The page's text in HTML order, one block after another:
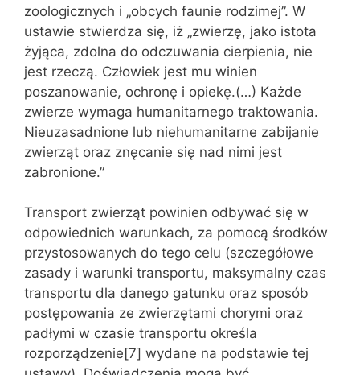
zoologicznych i „obcych faunie rodzimej”. W
ustawie stwierdza się, iż „zwierzę, jako istota
żyjąca, zdolna do odczuwania cierpienia, nie
jest rzeczą. Człowiek jest mu winien
poszanowanie, ochronę i opiekę.(…) Każde
zwierze wymaga humanitarnego traktowania.
Nieuzasadnione lub niehumanitarne zabijanie
zwierząt oraz znęcanie się nad nimi jest
zabronione.”
Transport zwierząt powinien odbywać się w
odpowiednich warunkach, za pomocą środków
przystosowanych do tego celu (szczegółowe
zasady i warunki transportu, maksymalny czas
transportu dla danego gatunku oraz sposób
postępowania ze zwierzętami chorymi oraz
padłymi w czasie transportu określa
rozporządzenie[7] wydane na podstawie tej